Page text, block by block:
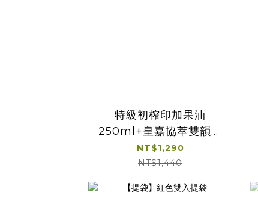
特級初榨印加果油
250ml+皇嘉協萃雙韻冷
壓初榨橄欖100ml*2
NT$1,290
NT$1,440